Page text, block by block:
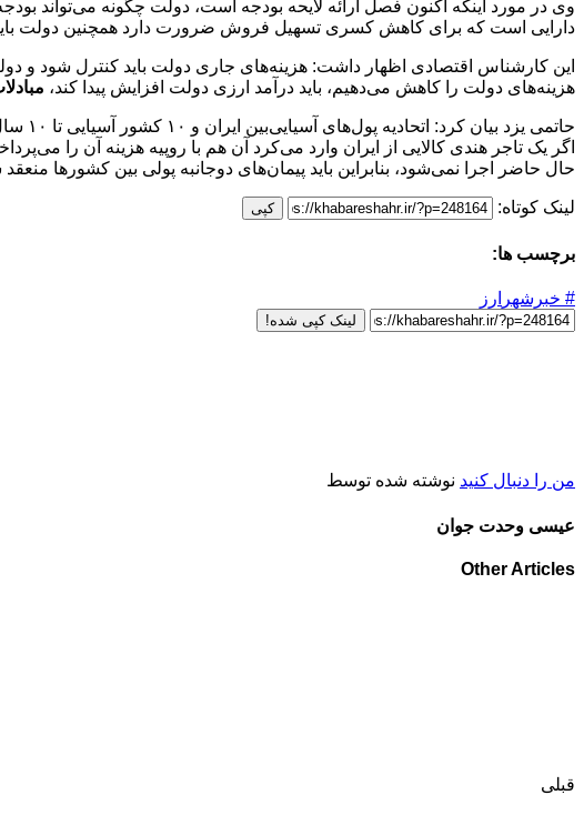
وی در مورد اینکه اکنون فصل ارائه لایحه بودجه است، دولت چگونه می‌تواند
دارایی است که برای کاهش کسری تسهیل فروش ضرورت دارد همچنین دولت باید
این کارشناس اقتصادی اظهار داشت: هزینه‌های جاری دولت باید کنترل شو‌د و
هزینه‌های دولت را کاهش می‌دهیم، باید درآمد ارزی دولت افزایش پیدا کند،
اگر یک تاجر هندی کالایی از ایران وارد می‌کرد آن هم با روپیه هزینه آن را
حال حاضر اجرا نمی‌شود، بنابراین باید پیمان‌های دوجانبه پولی بین کشورها
لینک کوتاه: کپی
برچسب ها:
# خبرشهر ارز
لینک کپی شده!
من را دنبال کنید نوشته شده توسط
عیسی وحدت جوان
Other Articles
قبلی